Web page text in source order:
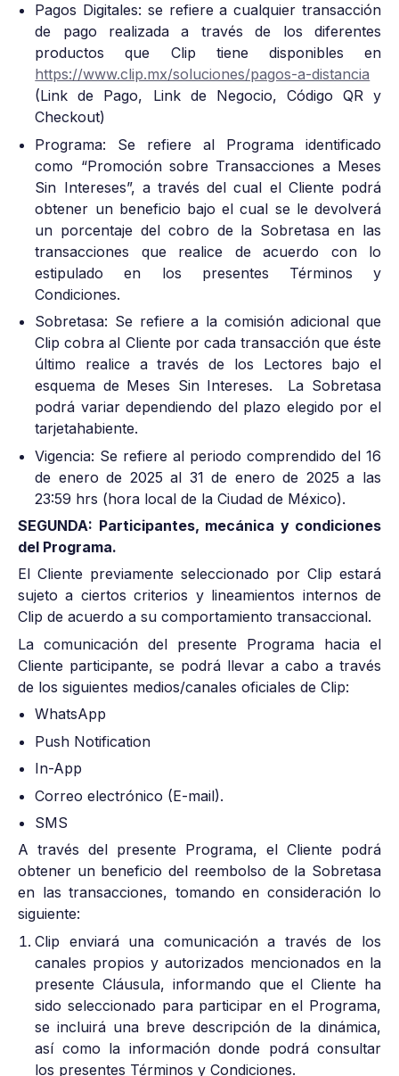
Pagos Digitales: se refiere a cualquier transacción
de pago realizada a través de los diferentes
productos que Clip tiene disponibles en
https://www.clip.mx/soluciones/pagos-a-distancia
(Link de Pago, Link de Negocio, Código QR y
Checkout)
Programa: Se refiere al Programa identificado
como “Promoción sobre Transacciones a Meses
Sin Intereses”, a través del cual el Cliente podrá
obtener un beneficio bajo el cual se le devolverá
un porcentaje del cobro de la Sobretasa en las
transacciones que realice de acuerdo con lo
estipulado en los presentes Términos y
Condiciones.
Sobretasa: Se refiere a la comisión adicional que
Clip cobra al Cliente por cada transacción que éste
último realice a través de los Lectores bajo el
esquema de Meses Sin Intereses. La Sobretasa
podrá variar dependiendo del plazo elegido por el
tarjetahabiente.
Vigencia: Se refiere al periodo comprendido del 16
de enero de 2025 al 31 de enero de 2025 a las
23:59 hrs (hora local de la Ciudad de México).
SEGUNDA: Participantes, mecánica y condiciones
del Programa.
El Cliente previamente seleccionado por Clip estará
sujeto a ciertos criterios y lineamientos internos de
Clip de acuerdo a su comportamiento transaccional.
La comunicación del presente Programa hacia el
Cliente participante, se podrá llevar a cabo a través
de los siguientes medios/canales oficiales de Clip:
WhatsApp
Push Notification
In-App
Correo electrónico (E-mail).
SMS
A través del presente Programa, el Cliente podrá
obtener un beneficio del reembolso de la Sobretasa
en las transacciones, tomando en consideración lo
siguiente:
Clip enviará una comunicación a través de los
canales propios y autorizados mencionados en la
presente Cláusula, informando que el Cliente ha
sido seleccionado para participar en el Programa,
se incluirá una breve descripción de la dinámica,
así como la información donde podrá consultar
los presentes Términos y Condiciones.